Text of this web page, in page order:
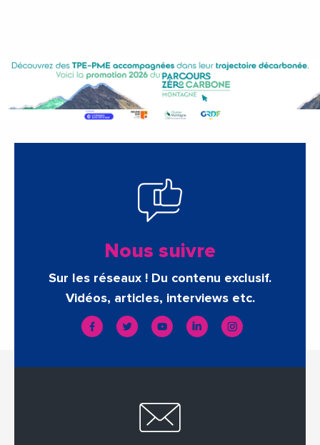
Nous suivre
Sur les réseaux ! Du contenu exclusif.
Vidéos, articles, interviews etc.